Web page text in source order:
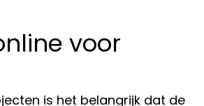
voor
is het belangrijk dat de